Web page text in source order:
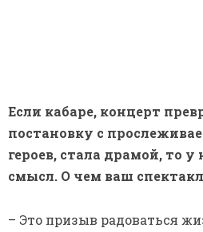
gruppa-tatar-inform-delitsya-
detalyami-sozdaniya/
← ПРЕДЫДУЩАЯ
Премьера ретро-